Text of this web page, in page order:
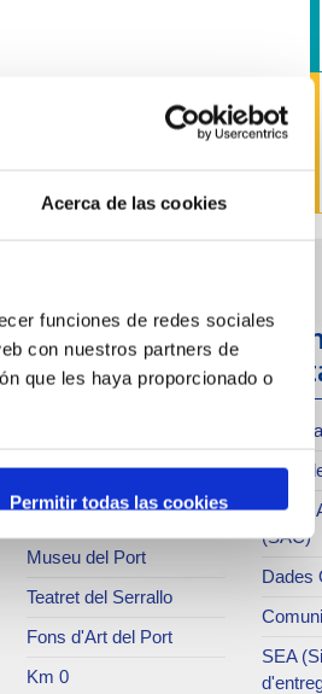
Acerca de las cookies
funciones de redes sociales
con nuestros partners de
que les haya proporcionado o
Permitir todas las cookies
Port i Ciutat
Parc del Port
Museu del Port
Teatret del Serrallo
Fons d'Art del Port
Km 0
Els
Perfil
Servei
(SAC)
Dades
SEA